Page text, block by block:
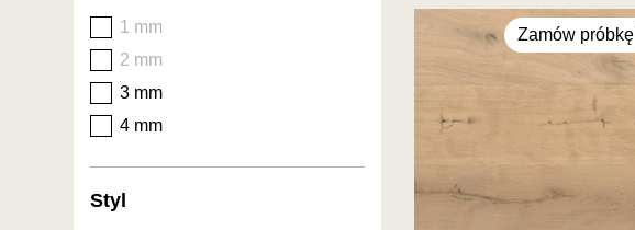
1 mm
2 mm
3 mm
4 mm
Styl
Zamów próbkę